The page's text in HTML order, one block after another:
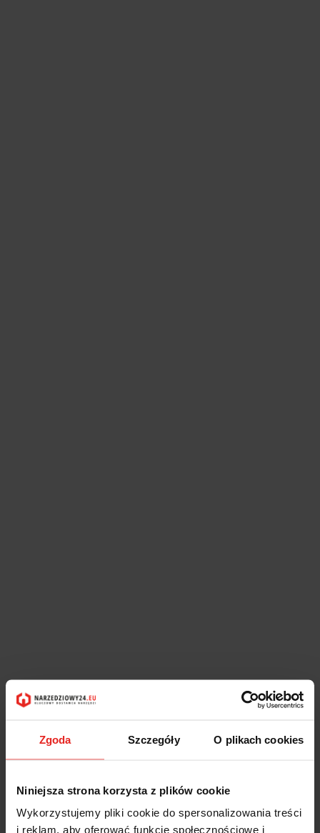
Zgoda Szczegóły O plikach cookies
Niniejsza strona korzysta z plików cookie
Wykorzystujemy pliki cookie do spersonalizowania treści
i reklam, aby oferować funkcje społecznościowe i